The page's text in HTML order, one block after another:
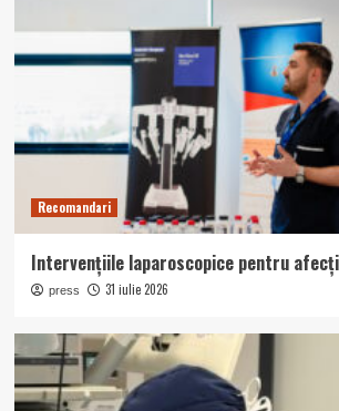
Recomandari
Intervențiile laparoscopice pentru
press 31 iulie 2026